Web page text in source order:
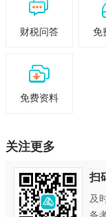
财税问答 免
免费资料
关注更多
扫
及